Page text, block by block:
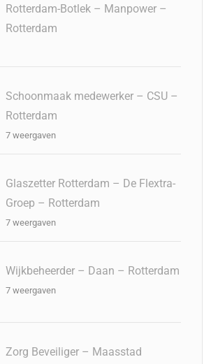
Rotterdam-Botlek – Manpower –
Rotterdam
Schoonmaak medewerker – CSU –
Rotterdam
7 weergaven
Glaszetter Rotterdam – De Flextra-
Groep – Rotterdam
7 weergaven
Wijkbeheerder – Daan – Rotterdam
7 weergaven
Zorg Beveiliger – Maasstad